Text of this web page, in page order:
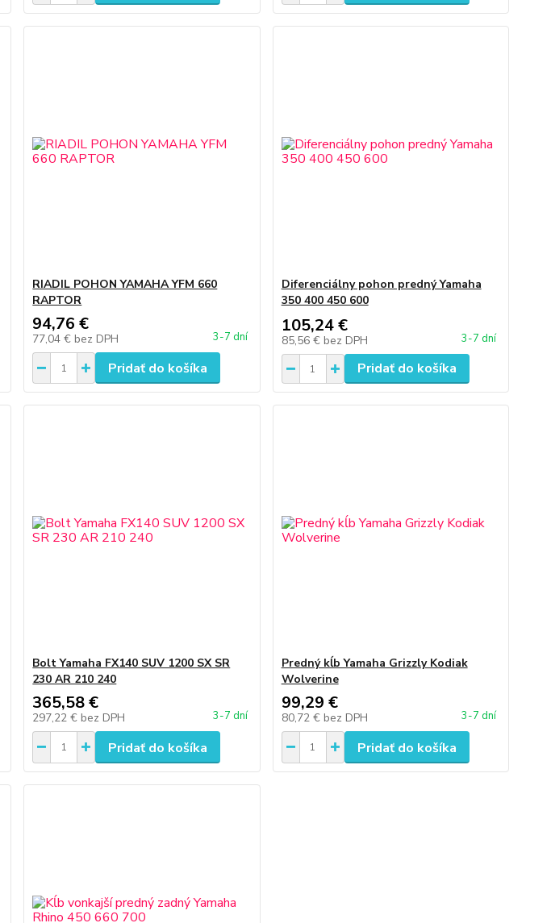
RIADIL POHON YAMAHA YFM 660
RAPTOR
94,76 €
77,04 € bez DPH 3-7 dní
Pridať do košíka
Diferenciálny pohon predný Yamaha
350 400 450 600
105,24 €
85,56 € bez DPH 3-7 dní
Pridať do košíka
Bolt Yamaha FX140 SUV 1200 SX SR
230 AR 210 240
365,58 €
297,22 € bez DPH 3-7 dní
Pridať do košíka
Predný kĺb Yamaha Grizzly Kodiak
Wolverine
99,29 €
80,72 € bez DPH 3-7 dní
Pridať do košíka